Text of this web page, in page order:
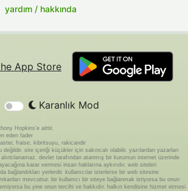
yardım / hakkında
Karanlık Mod
Hopkins'e aittir.
eden fader
fraise, kibritsuyu, rakicandir
değildir. site içeriği küçükler için sakıncalı olabilir. yazılardan yazarları
devlet tarafından atanmış bir kurumun internet üzerinde
karar vermesi insan haklarına aykırıdır. web siteleri
bağlandıkları yerlerdir. kullanıcılar isterlerse bir web sitesine
mevcuttur. bir kullanıcı bir siteye bağlanmak istiyorsa bu onun
bu yine onun tercihi ve hakkıdır. halkın kendisine hizmet etmesi